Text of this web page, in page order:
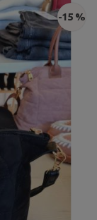
-15 %